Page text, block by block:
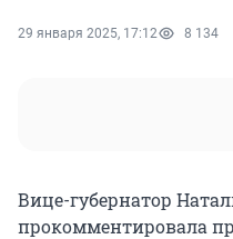
29 января 2025, 17:12 8 134
Вице-губернатор
прокомментировала